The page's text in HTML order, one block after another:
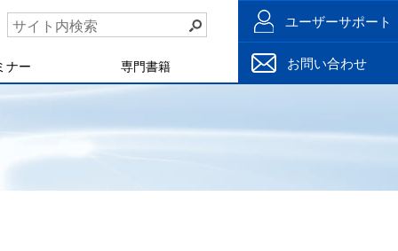
ナー 専門書籍
ユーザーサポート
お問い合わせ